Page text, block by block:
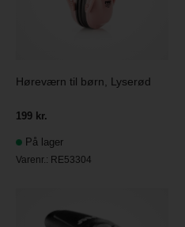
Høreværn til børn, Lyserød
199 kr.
På lager
Varenr.: RE53304